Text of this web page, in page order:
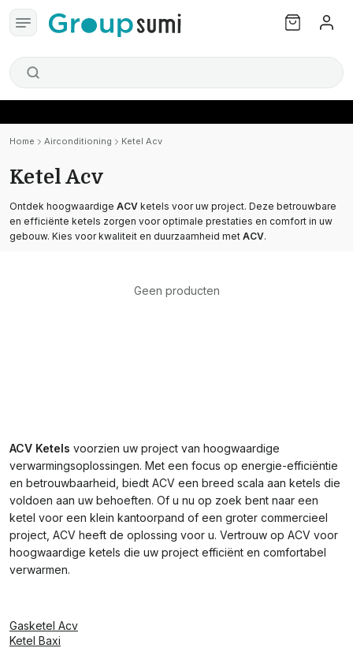
Home Airconditioning Ketel Acv
Ketel Acv
Ontdek hoogwaardige ACV ketels voor uw project. Deze betrouwbare
en efficiënte ketels zorgen voor optimale prestaties en comfort in uw
gebouw. Kies voor kwaliteit en duurzaamheid met ACV.
Geen producten
ACV Ketels voorzien uw project van hoogwaardige
verwarmingsoplossingen. Met een focus op energie-efficiëntie
en betrouwbaarheid, biedt ACV een breed scala aan ketels die
voldoen aan uw behoeften. Of u nu op zoek bent naar een
ketel voor een klein kantoorpand of een groter commercieel
project, ACV heeft de oplossing voor u. Vertrouw op ACV voor
hoogwaardige ketels die uw project efficiënt en comfortabel
verwarmen.
Gasketel Acv
Ketel Baxi